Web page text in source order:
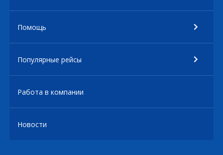
Помощь
Популярные рейсы
Работа в компании
Новости